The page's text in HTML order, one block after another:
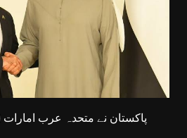
پاکستان نے متحدہ عرب